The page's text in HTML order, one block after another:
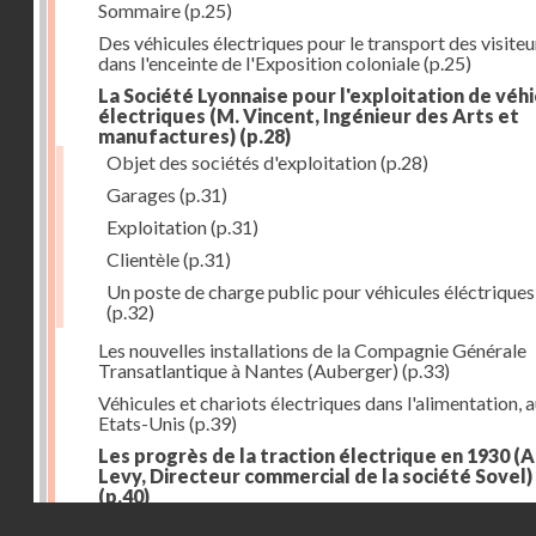
Sommaire(p.25)
Des véhicules électriques pour le transport des
dans l'enceinte de l'Exposition coloniale(p.25)
La Société Lyonnaise pour l'exploitation de
électriques (M. Vincent, Ingénieur des Arts et
manufactures) (p.28)
Objet des sociétés d'exploitation(p.28)
Garages (p.31)
Exploitation(p.31)
Clientèle(p.31)
Un poste de charge public pour véhicules éléctriques
(p.32)
Les nouvelles installations de la Compagnie Générale
Transatlantique à Nantes (Auberger) (p.33)
Véhicules et chariots électriques dans l'alimentation,
Etats-Unis (p.39)
Les progrès de la traction électrique en 1930
Levy, Directeur commercial de la société Sovel)
(p.40)